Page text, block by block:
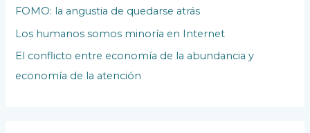
u
b
l
FOMO: la angustia de quedarse atrás
Los humanos somos minoría en Internet
El conflicto entre economía de la abundancia y
economía de la atención